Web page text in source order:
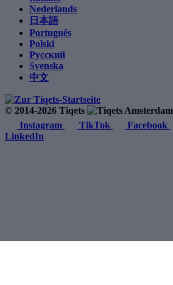
Nederlands
日本語
Português
Polski
Русский
Svenska
中文
© 2014-2026 Tiqets
Instagram
TikTok Facebook
LinkedIn